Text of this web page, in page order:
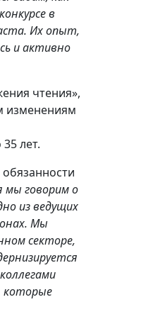
в
Их опыт,
и активно
чтения»,
изменениям
лет.
мы говорим о
из ведущих
Мы
секторе,
которые